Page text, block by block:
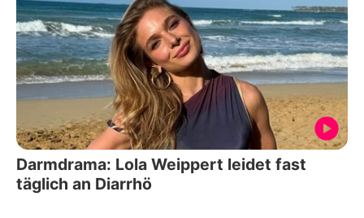
Darmdrama: Lola Weippert leidet fast
täglich an Diarrhö